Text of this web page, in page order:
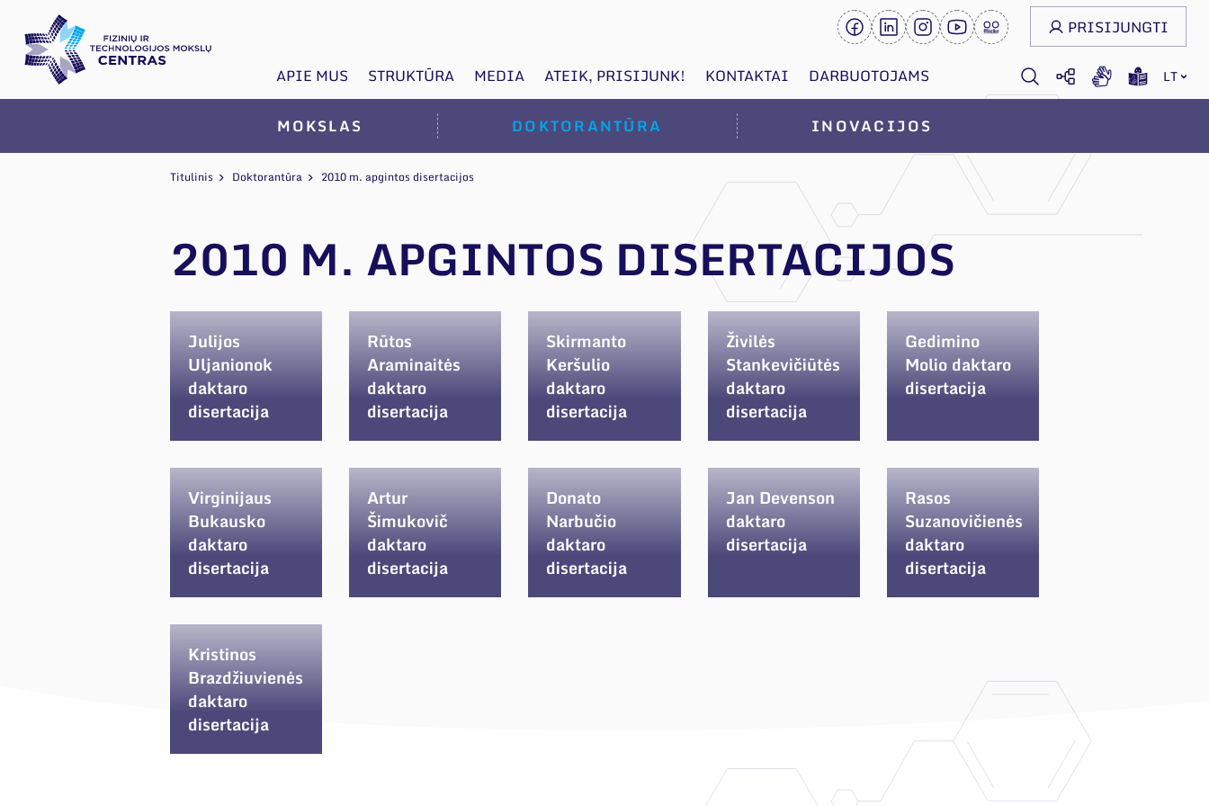
APIE MUS STRUKTŪRA MEDIA ATEIK, PRISIJUNK! KONTAKTAI DARBUOTOJAMS LT
PRISIJUNGTI
MOKSLAS DOKTORANTŪRA INOVACIJOS
Titulinis Doktorantūra 2010 m. apgintos disertacijos
2010 M. APGINTOS DISERTACIJOS
Julijos
Uljanionok
daktaro
disertacija
Rūtos
Araminaitės
daktaro
disertacija
Skirmanto
Keršulio
daktaro
disertacija
Živilės
Stankevičiūtės
daktaro
disertacija
Gedimino
Molio daktaro
disertacija
Virginijaus
Bukausko
daktaro
disertacija
Artur
Šimukovič
daktaro
disertacija
Donato
Narbučio
daktaro
disertacija
Jan Devenson
daktaro
disertacija
Rasos
Suzanovičienės
daktaro
disertacija
Kristinos
Brazdžiuvienės
daktaro
disertacija